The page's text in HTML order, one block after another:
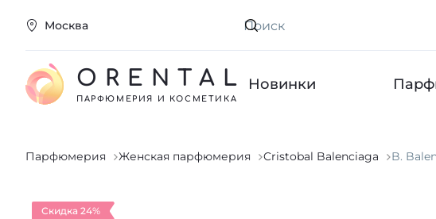
Москва Искать
ORENTAL
ПАРФЮМЕРИЯ И КОСМЕТИКА
Новинки
Парфюмерия Женская парфюмерия Cristobal Balenciaga B.
Скидка 24%